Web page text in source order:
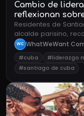
Cambio de
reflexionan
Residentes de
alcalde parisino,
cambios pol├¡ticos
directo en la ciudad.
WC WhatWeWant
#cuba #liderazgo
#santiago de cuba